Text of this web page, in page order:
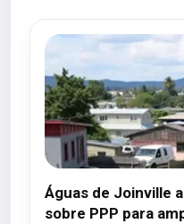
Águas de Joinville
sobre PPP para